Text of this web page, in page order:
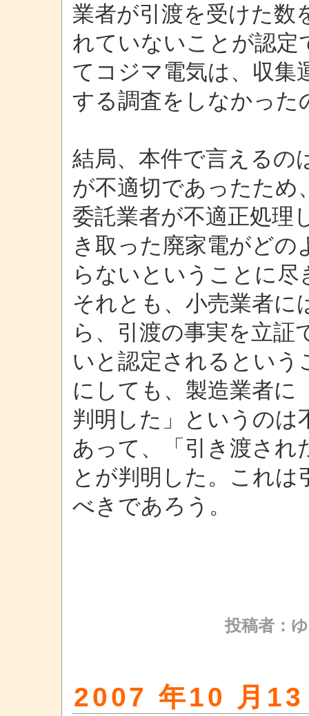
業者が引渡を受けた数
れていないことが認
てコジマ電気は、収集
する調査をしなかった
結局、本件で言えるの
が不適切であったため
委託業者が不適正処理
き取った廃家電がど
らないということに
それとも、小売業者に
ら、引渡の事実を立証
いと認定されるとい
にしても、製造業者に
判明した」というのは
あって、「引き渡され
とが判明した。これは
べきであろう。
投稿者：
2007 年10 月